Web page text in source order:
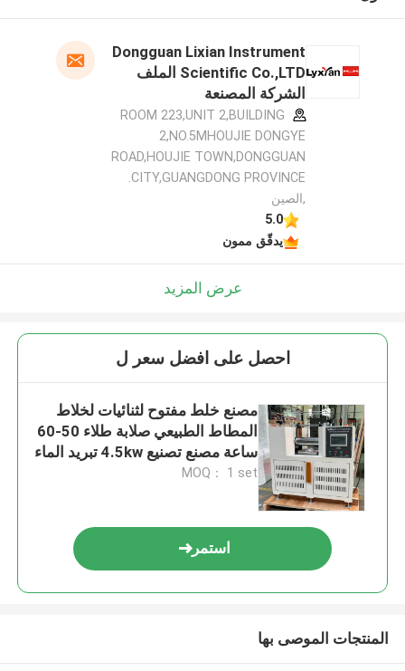
Dongguan Lixian Instrument
Scientific Co.,LTD الملف
الشركة المصنعة
ROOM 223,UNIT 2,BUILDING
2,NO.5MHOUJIE DONGYE
ROAD,HOUJIE TOWN,DONGGUAN
CITY,GUANGDONG PROVINCE.
,الصين
5.0
يدقّق ممون
عرض المزيد
احصل على افضل سعر ل
مصنع خلط مفتوح لثنائيات لخلاط
المطاط الطبيعي صلابة طلاء 50-60
ساعة مصنع تصنيع 4.5kw تبريد الماء
MOQ： 1 set
استمر
المنتجات الموصى بها